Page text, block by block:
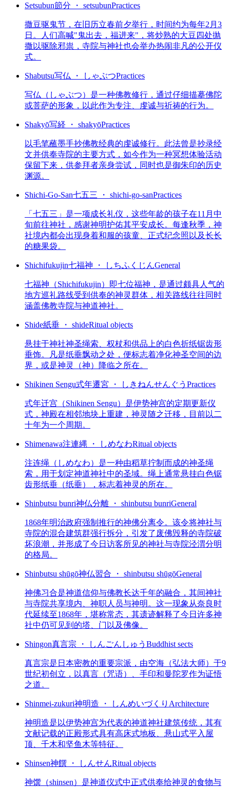
Setsubun節分 ・ setsubunPractices
撒豆驱鬼节，在旧历立春前夕举行，时间约为每年2月3
日。人们高喊"鬼出去，福进来"，将炒熟的大豆四处抛
撒以驱除邪祟，寺院与神社也会举办热闹非凡的公开仪
式。
Shabutsu写仏 ・ しゃぶつPractices
写仏（しゃぶつ）是一种佛教修行，通过仔细描摹佛陀
或菩萨的形象，以此作为专注、虔诚与祈祷的行为。
Shakyō写経 ・ shakyōPractices
以毛笔蘸墨手抄佛教经典的虔诚修行。此法曾是抄录经
文并供奉寺院的主要方式，如今作为一种冥想体验活动
保留下来，供参拜者亲身尝试，同时也是御朱印的历史
渊源。
Shichi-Go-San七五三 ・ shichi-go-sanPractices
「七五三」是一项成长礼仪，这些年龄的孩子在11月中
旬前往神社，感谢神明护佑其平安成长。每逢秋季，神
社境内都会出现身着和服的孩童、正式纪念照以及长长
的糖果袋。
Shichifukujin七福神 ・ しちふくじんGeneral
七福神（Shichifukujin）即七位福神，是通过颇具人气的
地方巡礼路线受到供奉的神灵群体，相关路线往往同时
涵盖佛教寺院与神道神社。
Shide紙垂 ・ shideRitual objects
悬挂于神社神圣绳索、权杖和供品上的白色折纸锯齿形
垂饰。凡是纸垂飘动之处，便标志着净化神圣空间的边
界，或是神灵（神）降临之所在。
Shikinen Sengu式年遷宮 ・ しきねんせんぐう Practices
式年迁宫（Shikinen Sengu）是伊势神宫的定期更新仪
式，神殿在相邻地块上重建，神灵随之迁移，目前以二
十年为一个周期。
Shimenawa注連縄 ・ しめなわRitual objects
注连绳（しめなわ）是一种由稻草拧制而成的神圣绳
索，用于划定神道神社中的圣域。绳上通常悬挂白色锯
齿形纸垂（纸垂），标志着神灵的所在。
Shinbutsu bunri神仏分離 ・ shinbutsu bunriGeneral
1868年明治政府强制推行的神佛分离令。该令将神社与
寺院的混合建筑群强行拆分，引发了废佛毁释的寺院破
坏浪潮，并形成了今日访客所见的神社与寺院泾渭分明
的格局。
Shinbutsu shūgō神仏習合 ・ shinbutsu shūgōGeneral
神佛习合是神道信仰与佛教长达千年的融合，其间神社
与寺院共享境内、神职人员与神明。这一现象从奈良时
代延续至1868年，堪称常态，其遗迹解释了今日许多神
社中仍可见到的塔、门以及佛像。
Shingon真言宗 ・ しんごんしゅう Buddhist sects
真言宗是日本密教的重要宗派，由空海（弘法大师）于9
世纪初创立，以真言（咒语）、手印和曼陀罗作为证悟
之道。
Shinmei-zukuri神明造 ・ しんめいづくり Architecture
神明造是以伊势神宫为代表的神道神社建筑传统，其有
文献记载的正殿形式具有高床式地板、悬山式平入屋
顶、千木和坚鱼木等特征。
Shinsen神饌 ・ しんせんRitual objects
神馔（shinsen）是神道仪式中正式供奉给神灵的食物与